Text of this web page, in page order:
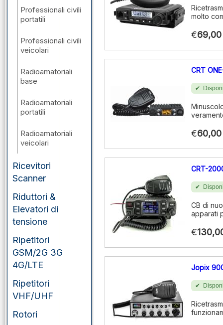
Professionali civili
portatili
Professionali civili
veicolari
Radioamatoriali
base
Radioamatoriali
portatili
Radioamatoriali
veicolari
Ricevitori
Scanner
Riduttori &
Elevatori di
tensione
Ripetitori
GSM/2G 3G
4G/LTE
Ripetitori
VHF/UHF
Rotori
molto
€69,00
CRT
€60,00
CRT-
CB di
apparati
€
Jopix